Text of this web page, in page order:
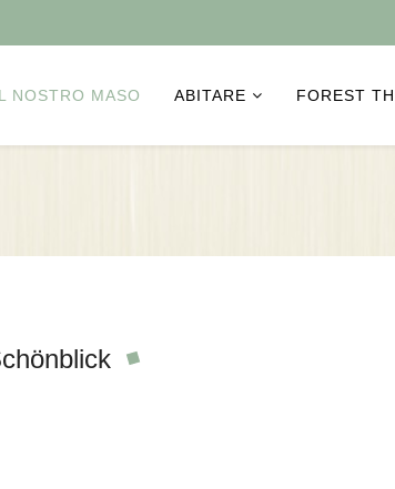
NOSTRO MASO ABITARE FOREST